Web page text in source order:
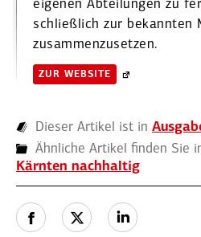
eigenen Abtei­lungen zu
schließlich zur bekannten
zusam­men­zu­setzen.
ZUR WEBSITE
Dieser Artikel ist in
Ähnliche Artikel finden Sie
Kärnten nachhaltig